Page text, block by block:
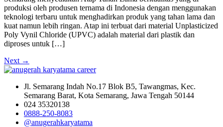
produksi oleh produsen ternama di Indonesia dengan menggunakan
teknologi terbaru untuk menghadirkan produk yang tahan lama dan
kuat namun lebih ringan. Atap ini terbuat dari material Unplasticized
Poly Vynil Chloride (UPVC) adalah material dari plastik dan
diproses untuk […]
Next →
Jl. Semarang Indah No.17 Blok B5, Tawangmas, Kec.
Semarang Barat, Kota Semarang, Jawa Tengah 50144
024 35320138
0888-250-8083
@anugerahkaryatama